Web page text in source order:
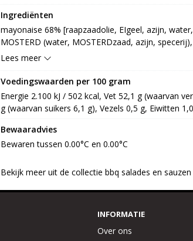
Ingrediënten
mayonaise 68% [raapzaadolie, EIgeel, azijn,
MOSTERD (water, MOSTERDzaad, azijn,
E330, conserveermiddel: E202, verdikkingsmiddel:
sap 3% [water, suiker, voedingszuur: E330], curry
MOSTERDzaad, fenegriek, peper, karwijzaad,
nootmuskaat, SELDERIJzaad, venkelzaad),
E325]
Lees meer
Voedingswaarden per 100 gram
Energie 2.100 kJ / 502 kcal, Vet 52,1 g (waarvan
g (waarvan suikers 6,1 g), Vezels 0,5 g, Eiwitten
Bewaaradvies
Bewaren tussen 0.00°C en 0.00°C
Bekijk meer uit de collectie bbq salades en sauzen
INFORMATIE
Over ons